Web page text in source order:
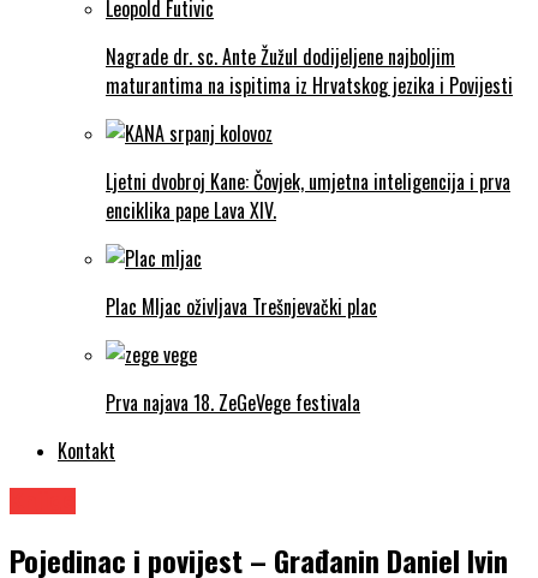
Nagrade dr. sc. Ante Žužul dodijeljene najboljim
maturantima na ispitima iz Hrvatskog jezika i Povijesti
Ljetni dvobroj Kane: Čovjek, umjetna inteligencija i prva
enciklika pape Lava XIV.
Plac Mljac oživljava Trešnjevački plac
Prva najava 18. ZeGeVege festivala
Kontakt
Pojedinac i povijest – Građanin Daniel Ivin